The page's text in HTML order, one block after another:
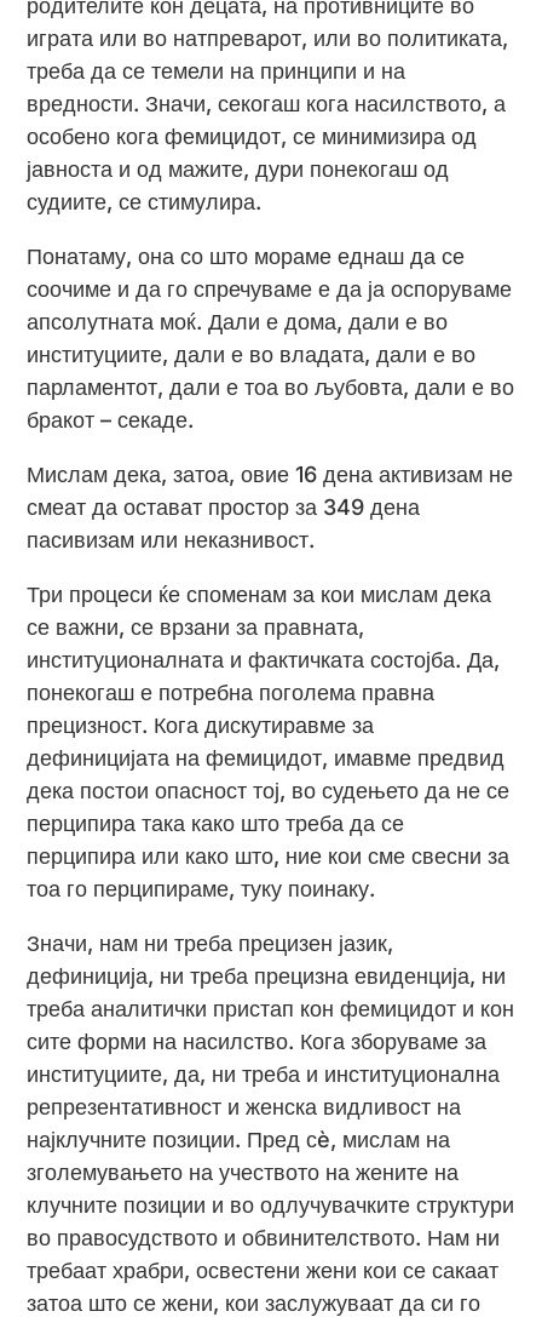
родителите кон децата, на противниците во
играта или во натпреварот, или во политиката,
треба да се темели на принципи и на
вредности. Значи, секогаш кога насилството, а
особено кога фемицидот, се минимизира од
јавноста и од мажите, дури понекогаш од
судиите, се стимулира.
Понатаму, она со што мораме еднаш да се
соочиме и да го спречуваме е да ја оспоруваме
апсолутната моќ. Дали е дома, дали е во
институциите, дали е во владата, дали е во
парламентот, дали е тоа во љубовта, дали е во
бракот – секаде.
Мислам дека, затоа, овие 16 дена активизам не
смеат да остават простор за 349 дена
пасивизам или неказнивост.
Три процеси ќе споменам за кои мислам дека
се важни, се врзани за правната,
институционалната и фактичката состојба. Да,
понекогаш е потребна поголема правна
прецизност. Кога дискутиравме за
дефиницијата на фемицидот, имавме предвид
дека постои опасност тој, во судењето да не се
перципира така како што треба да се
перципира или како што, ние кои сме свесни за
тоа го перципираме, туку поинаку.
Значи, нам ни треба прецизен јазик,
дефиниција, ни треба прецизна евиденција, ни
треба аналитички пристап кон фемицидот и кон
сите форми на насилство. Кога зборуваме за
институциите, да, ни треба и институционална
репрезентативност и женска видливост на
најклучните позиции. Пред сè, мислам на
зголемувањето на учеството на жените на
клучните позиции и во одлучувачките структури
во правосудството и обвинителството. Нам ни
требаат храбри, освестени жени кои се сакаат
затоа што се жени, кои заслужуваат да си го